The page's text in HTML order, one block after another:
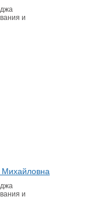
и
Михайловна
и